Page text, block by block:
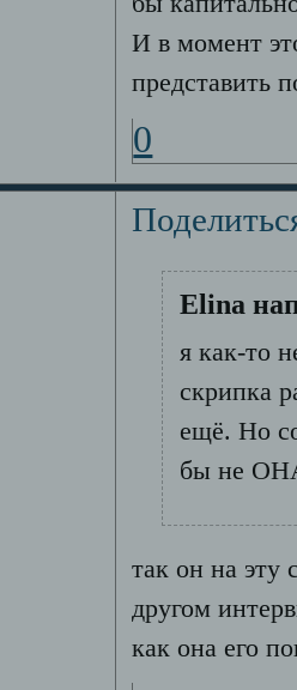
И в момент
представить
0
Elina
я как-то
скрипка
ещё. Но
бы не
так он на эту
другом
как она его